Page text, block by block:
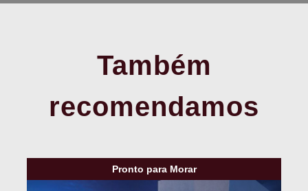
Também
recomendamos
Pronto para Morar